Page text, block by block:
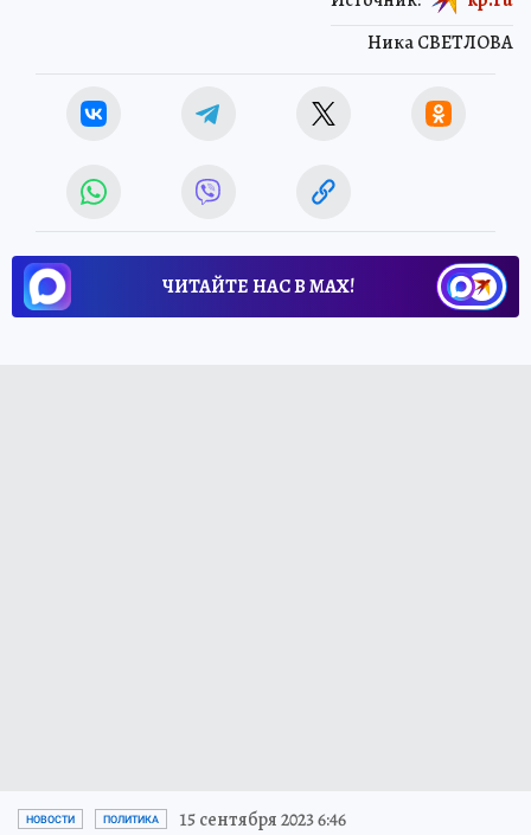
Ника СВЕТЛОВА
ЧИТАЙТЕ НАС В МАХ!
НОВОСТИ ПОЛИТИКА 15 сентября 2023 6:46